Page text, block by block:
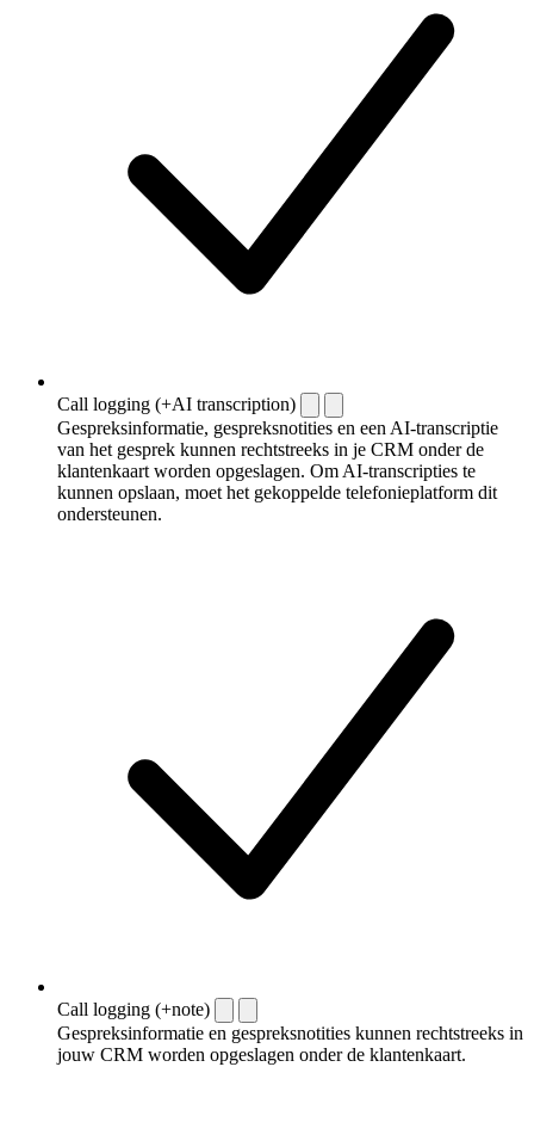
Call logging (+AI transcription)
Gespreksinformatie, gespreksnotities en een AI-transcriptie
van het gesprek kunnen rechtstreeks in je CRM onder de
klantenkaart worden opgeslagen. Om AI-transcripties te
kunnen opslaan, moet het gekoppelde telefonieplatform dit
ondersteunen.
Call logging (+note)
Gespreksinformatie en gespreksnotities kunnen rechtstreeks in
jouw CRM worden opgeslagen onder de klantenkaart.